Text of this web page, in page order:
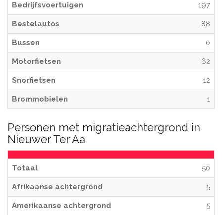
Bedrijfsvoertuigen 197
Bestelautos 88
Bussen 0
Motorfietsen 62
Snorfietsen 12
Brommobielen 1
Personen met migratieachtergrond in
Nieuwer Ter Aa
Totaal 50
Afrikaanse achtergrond 5
Amerikaanse achtergrond 5